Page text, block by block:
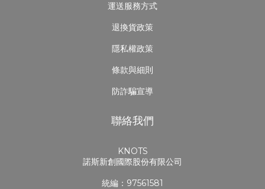
運送服務方式
退換貨政策
隱私權政策
條款與細則
防詐騙宣導
聯絡我們
KNOTS
諾斯新創國際股份有限公司
統編：97561581